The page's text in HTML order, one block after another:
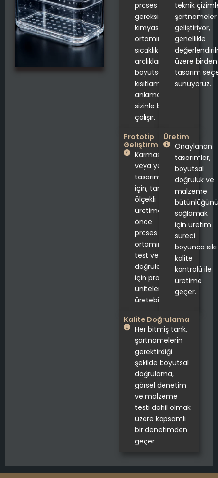
proses
gereksinimlerinizi,
kimyasal
ortamınızı,
sıcaklık
aralıklarınızı ve
boyutsal
kısıtlamalarınızı
anlamak için
sizinle birlikte
çalışır.
teknik
şartnameler
geliştiriyor,
genellikle
üzere
tasarım
sunuyoruz.
Prototip
Geliştirme
Karmaşık
veya yeni
tasarımlar
için, tam
ölçekli
üretimden
önce
proses
ortamınızda
test ve
doğrulama
için prototip
üniteler
üretebiliriz.
Üretim
Onaylanan
tasarımlar,
boyutsal
doğruluk ve
malzeme
bütünlüğünü
sağlamak
için üretim
süreci
boyunca sıkı
kalite
kontrolü ile
üretime
geçer.
Kalite Doğrulama
Her bitmiş tank,
şartnamelerin
gerektirdiği
şekilde boyutsal
doğrulama,
görsel denetim
ve malzeme
testi dahil olmak
üzere kapsamlı
bir denetimden
geçer.